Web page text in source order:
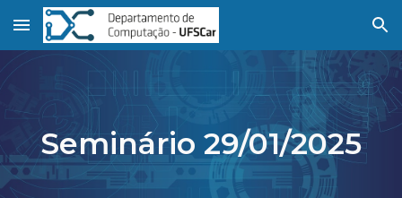
Skip to main content Skip to navigation
Seminário 29/01/2025